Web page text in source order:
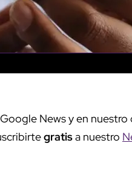
News y en nuestro
gratisa nuestro